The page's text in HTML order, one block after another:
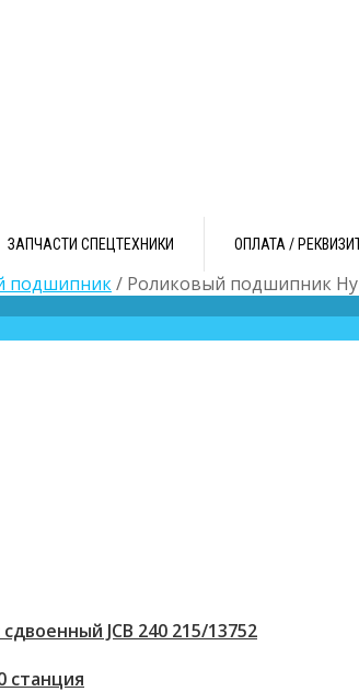
ЗАПЧАСТИ СПЕЦТЕХНИКИ ОПЛАТА /
подшипник/ Роликовый подшипник
JCB 240 215/13752
станция